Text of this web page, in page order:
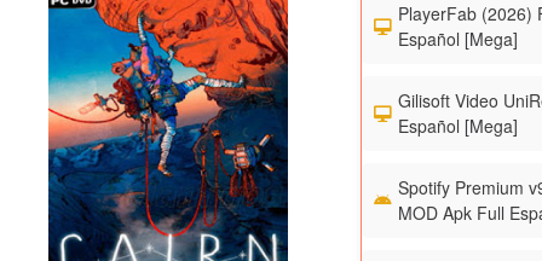
PlayerFab (2026)
Español [Mega]
Gilisoft Video
Español [Mega]
Spotify Premium
MOD Apk Full